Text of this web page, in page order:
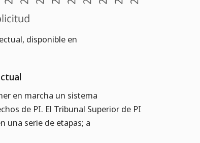
disponible en
en marcha un sistema
de PI. El Tribunal Superior de PI
una serie de etapas; a